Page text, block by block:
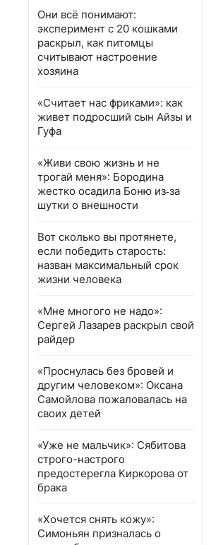
Они всё понимают:
эксперимент с 20 кошками
раскрыл, как питомцы
считывают настроение
хозяина
«Считает нас фриками»: как
живет подросший сын Айзы и
Гуфа
«Живи свою жизнь и не
трогай меня»: Бородина
жестко осадила Боню из‑за
шутки о внешности
Вот сколько вы протянете,
если победить старость:
назван максимальный срок
жизни человека
«Мне многого не надо»:
Сергей Лазарев раскрыл свой
райдер
«Проснулась без бровей и
другим человеком»: Оксана
Самойлова пожаловалась на
своих детей
«Уже не мальчик»: Сябитова
строго-настрого
предостерегла Киркорова от
брака
«Хочется снять кожу»:
Симоньян призналась о